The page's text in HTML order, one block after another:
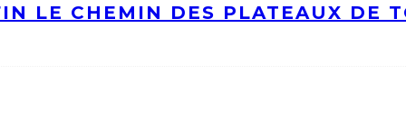
LE CHEMIN DES PLATEAUX DE